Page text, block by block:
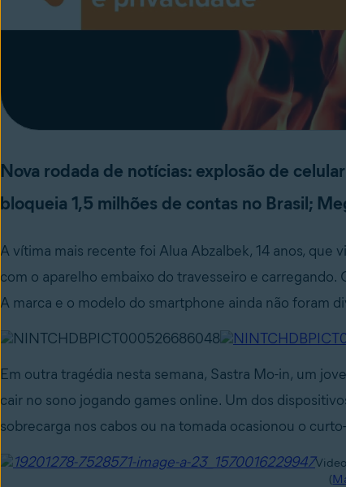
Nova rodada de notícias: explosão de
bloqueia 1,5 milhões de contas no Brasil;
A vítima mais recente foi Alua Abzalbek, 14 anos, que
com o aparelho embaixo do travesseiro e
A marca e o modelo do smartphone ainda não foram
Em outra tragédia nesta semana, Sastra Mo-in, um
cair no sono jogando games online. Um dos
sobrecarga nos cabos ou na tomada ocasionou o
(